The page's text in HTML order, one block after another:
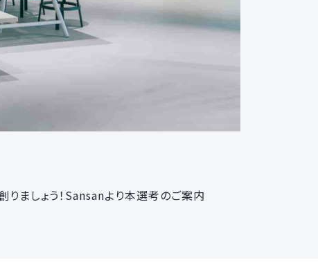
ましょう！Sansanより本選考のご案内